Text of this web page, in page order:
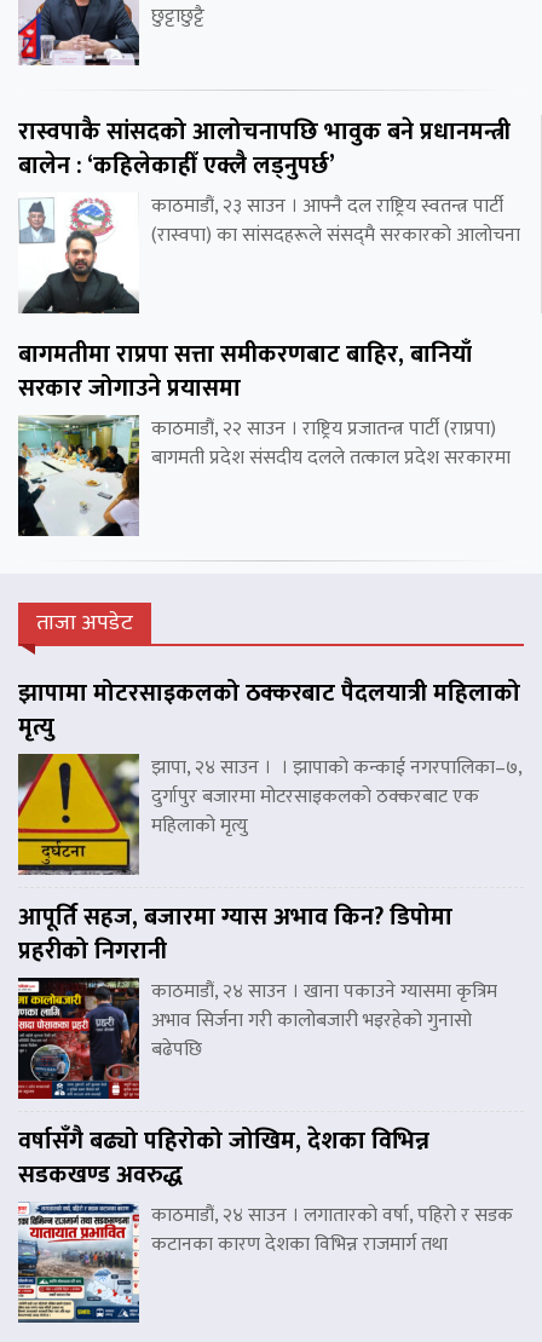
छुट्टाछुट्टै
रास्वपाकै सांसदको आलोचनापछि भावुक बने प्रधानमन्त्री
बालेन : ‘कहिलेकाहीँ एक्लै लड्नुपर्छ’
काठमाडौं, २३ साउन । आफ्नै दल राष्ट्रिय स्वतन्त्र पार्टी
(रास्वपा) का सांसदहरूले संसद्‌मै सरकारको आलोचना
बागमतीमा राप्रपा सत्ता समीकरणबाट बाहिर, बानियाँ
सरकार जोगाउने प्रयासमा
काठमाडौं, २२ साउन । राष्ट्रिय प्रजातन्त्र पार्टी (राप्रपा)
बागमती प्रदेश संसदीय दलले तत्काल प्रदेश सरकारमा
ताजा अपडेट
झापामा मोटरसाइकलको ठक्करबाट पैदलयात्री महिलाको
मृत्यु
झापा, २४ साउन । । झापाको कन्काई नगरपालिका–७,
दुर्गापुर बजारमा मोटरसाइकलको ठक्करबाट एक
महिलाको मृत्यु
आपूर्ति सहज, बजारमा ग्यास अभाव किन? डिपोमा
प्रहरीको निगरानी
काठमाडौं, २४ साउन । खाना पकाउने ग्यासमा कृत्रिम
अभाव सिर्जना गरी कालोबजारी भइरहेको गुनासो
बढेपछि
वर्षासँगै बढ्यो पहिरोको जोखिम, देशका विभिन्न
सडकखण्ड अवरुद्ध
काठमाडौं, २४ साउन । लगातारको वर्षा, पहिरो र सडक
कटानका कारण देशका विभिन्न राजमार्ग तथा